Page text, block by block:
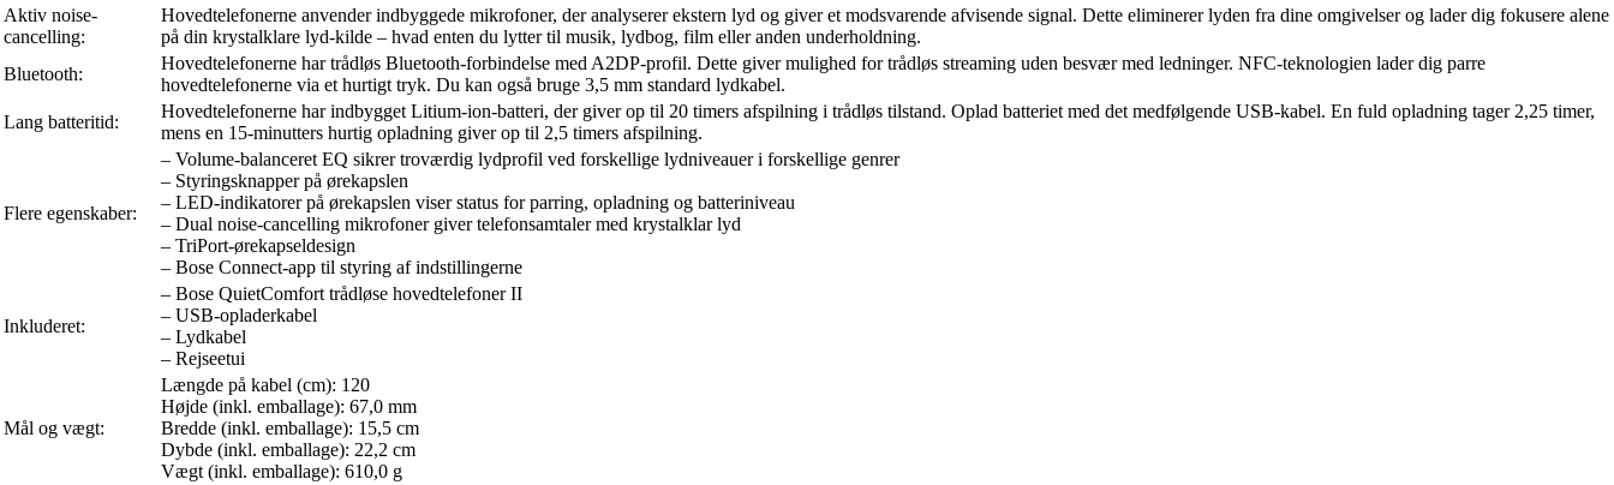
Aktiv noise-
cancelling:
Hovedtelefonerne anvender indbyggede mikrofoner, der analyserer ekstern lyd og giver et modsvarende afvisende signal. Dette eliminerer lyden fra dine omgivelser og lader dig fokusere alene
på din krystalklare lyd-kilde – hvad enten du lytter til musik, lydbog, film eller anden underholdning.
Bluetooth:
Hovedtelefonerne har trådløs Bluetooth-forbindelse med A2DP-profil. Dette giver mulighed for trådløs streaming uden besvær med ledninger. NFC-teknologien lader dig parre
hovedtelefonerne via et hurtigt tryk. Du kan også bruge 3,5 mm standard lydkabel.
Lang batteritid:
Hovedtelefonerne har indbygget Litium-ion-batteri, der giver op til 20 timers afspilning i trådløs tilstand. Oplad batteriet med det medfølgende USB-kabel. En fuld opladning tager 2,25 timer,
mens en 15-minutters hurtig opladning giver op til 2,5 timers afspilning.
Flere egenskaber:
– Volume-balanceret EQ sikrer troværdig lydprofil ved forskellige lydniveauer i forskellige genrer
– Styringsknapper på ørekapslen
– LED-indikatorer på ørekapslen viser status for parring, opladning og batteriniveau
– Dual noise-cancelling mikrofoner giver telefonsamtaler med krystalklar lyd
– TriPort-ørekapseldesign
– Bose Connect-app til styring af indstillingerne
Inkluderet:
– Bose QuietComfort trådløse hovedtelefoner II
– USB-opladerkabel
– Lydkabel
– Rejseetui
Mål og vægt:
Længde på kabel (cm): 120
Højde (inkl. emballage): 67,0 mm
Bredde (inkl. emballage): 15,5 cm
Dybde (inkl. emballage): 22,2 cm
Vægt (inkl. emballage): 610,0 g